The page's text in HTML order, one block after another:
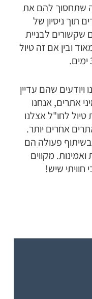
שתחסוך להם את
תוך ניסיון של
שקשורים לבניית
ובין אם זה טיול
שהם עדיין
אתרים, אנחנו
טיול לחו"ל אצלנו
אחרים יותר.
פעולה הם
ואמינות. מקווים
שיש!